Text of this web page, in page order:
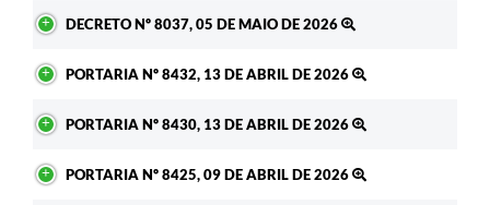
DECRETO Nº 8037, 05 DE MAIO DE 2026
PORTARIA Nº 8432, 13 DE ABRIL DE 2026
PORTARIA Nº 8430, 13 DE ABRIL DE 2026
PORTARIA Nº 8425, 09 DE ABRIL DE 2026